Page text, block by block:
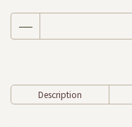
Description